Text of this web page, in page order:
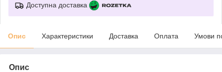
Доступна доставка
Опис Характеристики Доставка Оплата Умови
Опис